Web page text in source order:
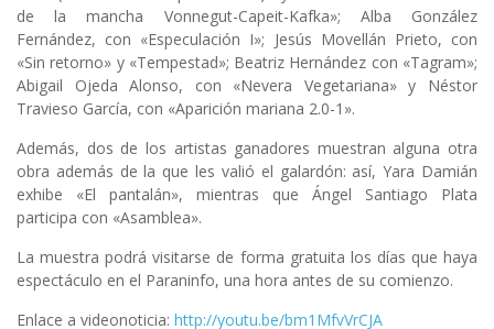
de la mancha Vonnegut-Capeit-Kafka»; Alba González
Fernández, con «Especulación I»; Jesús Movellán Prieto, con
«Sin retorno» y «Tempestad»; Beatriz Hernández con «Tagram»;
Abigail Ojeda Alonso, con «Nevera Vegetariana» y Néstor
Travieso García, con «Aparición mariana 2.0-1».
Además, dos de los artistas ganadores muestran alguna otra
obra además de la que les valió el galardón: así, Yara Damián
exhibe «El pantalán», mientras que Ángel Santiago Plata
participa con «Asamblea».
La muestra podrá visitarse de forma gratuita los días que haya
espectáculo en el Paraninfo, una hora antes de su comienzo.
Enlace a videonoticia: http://youtu.be/bm1MfvVrCJA